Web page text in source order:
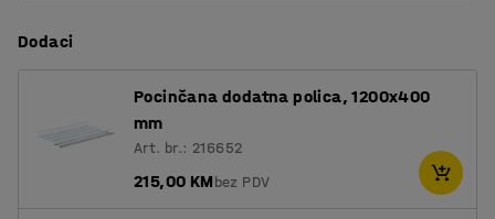
Dodaci
Pocinčana dodatna polica, 1200x400
mm
Art. br.: 216652
215,00 KMbez PDV